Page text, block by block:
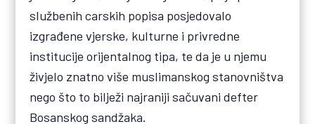
službenih carskih popisa posjedovalo
izgrađene vjerske, kulturne i privredne
institucije orijentalnog tipa, te da je u njemu
živjelo znatno više muslimanskog stanovništva
nego što to bilježi najraniji sačuvani defter
Bosanskog sandžaka.